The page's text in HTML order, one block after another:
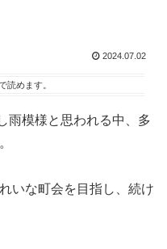
2024.07.02
読めます。
雨模様と思われる中、多
いな町会を目指し、続け